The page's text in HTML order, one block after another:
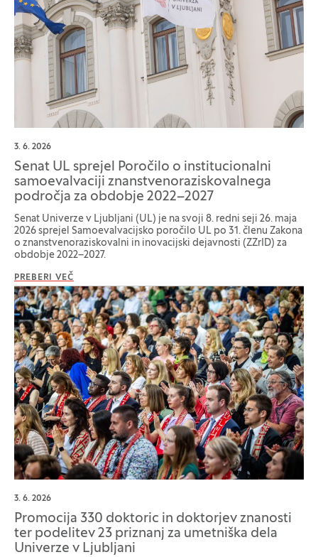
3. 6. 2026
Senat UL sprejel Poročilo o institucionalni
samoevalvaciji znanstvenoraziskovalnega
področja za obdobje 2022–2027
Senat Univerze v Ljubljani (UL) je na svoji 8. redni seji 26. maja
2026 sprejel Samoevalvacijsko poročilo UL po 31. členu Zakona
o znanstvenoraziskovalni in inovacijski dejavnosti (ZZrID) za
obdobje 2022–2027.
PREBERI VEČ
3. 6. 2026
Promocija 330 doktoric in doktorjev znanosti
ter podelitev 23 priznanj za umetniška dela
Univerze v Ljubljani